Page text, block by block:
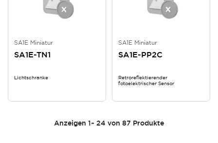
SA1E Miniatur
SA1E-TN1
Lichtschranke
SA1E Miniatur
SA1E-PP2C
Retroreflektierender
fotoelektrischer Sensor
Anzeigen 1~ 24 von 87 Produkte